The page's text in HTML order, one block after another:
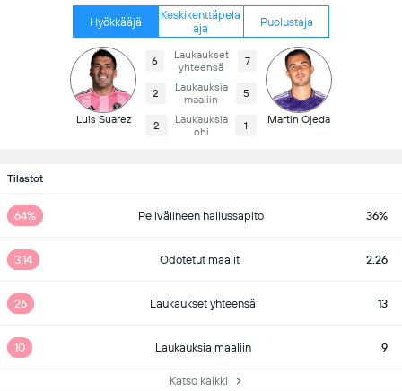
Hyökkääjä
Keskikenttäpela
aja
Puolustaja
Luis Suarez
6
Laukaukset
yhteensä
7
2
Laukauksia
maaliin
5
2
Laukauksia
ohi
1 Martin Ojeda
Tilastot
64% Pelivälineen hallussapito 36%
3.14 Odotetut maalit 2.26
26 Laukaukset yhteensä 13
10 Laukauksia maaliin 9
Katso kaikki